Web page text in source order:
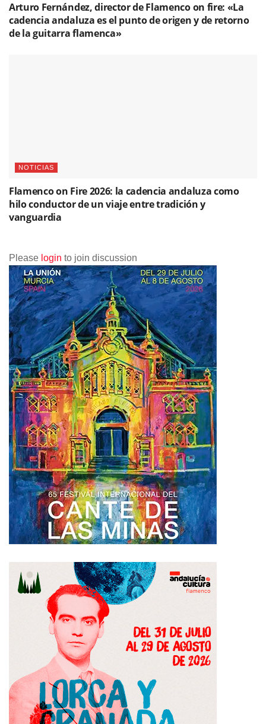
Arturo Fernández, director de Flamenco on fire: «La
cadencia andaluza es el punto de origen y de retorno
de la guitarra flamenca»
NOTICIAS
Flamenco on Fire 2026: la cadencia andaluza como
hilo conductor de un viaje entre tradición y
vanguardia
Please login to join discussion